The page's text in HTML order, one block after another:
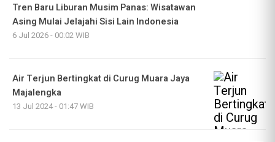
Tren Baru Liburan Musim Panas: Wisatawan
Asing Mulai Jelajahi Sisi Lain Indonesia
6 Jul 2026 - 00:02 WIB
Air Terjun Bertingkat di Curug Muara Jaya
Majalengka
13 Jul 2024 - 01:47 WIB